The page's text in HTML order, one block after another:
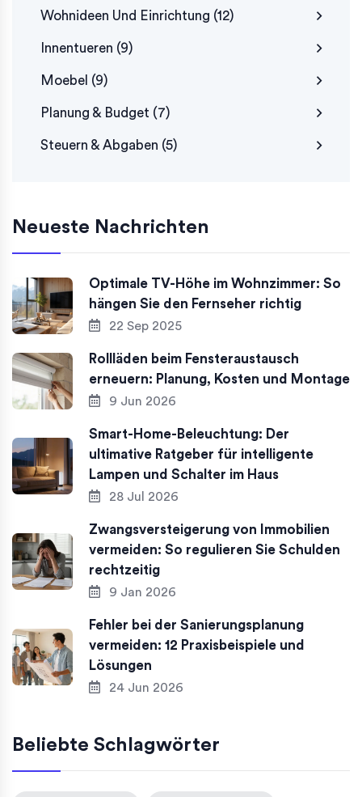
Wohnideen Und Einrichtung (12)
Innentueren (9)
Moebel (9)
Planung & Budget (7)
Steuern & Abgaben (5)
Neueste Nachrichten
Optimale TV-Höhe im Wohnzimmer: So
hängen Sie den Fernseher richtig
22 Sep 2025
Rollläden beim Fensteraustausch
erneuern: Planung, Kosten und Montage
9 Jun 2026
Smart-Home-Beleuchtung: Der
ultimative Ratgeber für intelligente
Lampen und Schalter im Haus
28 Jul 2026
Zwangsversteigerung von Immobilien
vermeiden: So regulieren Sie Schulden
rechtzeitig
9 Jan 2026
Fehler bei der Sanierungsplanung
vermeiden: 12 Praxisbeispiele und
Lösungen
24 Jun 2026
Beliebte Schlagwörter